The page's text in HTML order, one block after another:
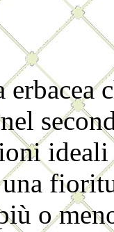
erbacea
ideali
o